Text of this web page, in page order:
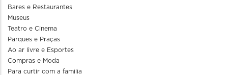
Bares e Restaurantes
Museus
Teatro e Cinema
Parques e Praças
Ao ar livre e Esportes
Compras e Moda
Para curtir com a familia